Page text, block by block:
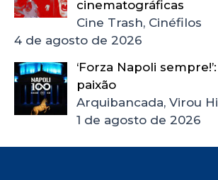
cinematográficas
Cine Trash, Cinéfilos
4 de agosto de 2026
‘Forza Napoli
paixão
Arquibancada, Virou
1 de agosto de 2026